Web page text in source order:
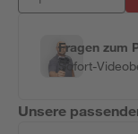
Fragen zum
Sofort-
Unsere